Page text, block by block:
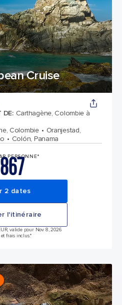
Cruise
DE: Carthagène, Colombie à
Colombie
Oranjestad,
Colón, Panama
PERSONNE*
867
2 dates
l'itinéraire
valide pour Nov 8, 2026
et frais inclus.*